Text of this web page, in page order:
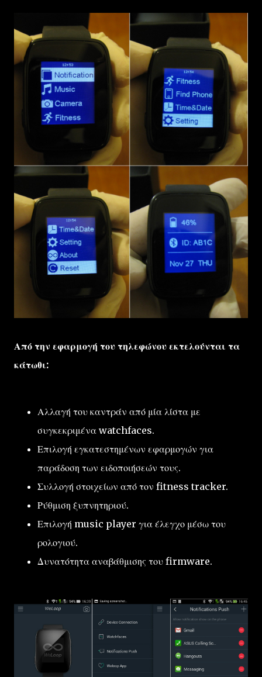
Από την εφαρμογή του τηλεφώνου εκτελούνται τα
κάτωθι:
Αλλαγή του καντράν από μία λίστα με
συγκεκριμένα watchfaces.
Επιλογή εγκατεστημένων εφαρμογών για
παράδοση των ειδοποιήσεών τους.
Συλλογή στοιχείων από τον fitness tracker.
Ρύθμιση ξυπνητηριού.
Επιλογή music player για έλεγχο μέσω του
ρολογιού.
Δυνατότητα αναβάθμισης του firmware.